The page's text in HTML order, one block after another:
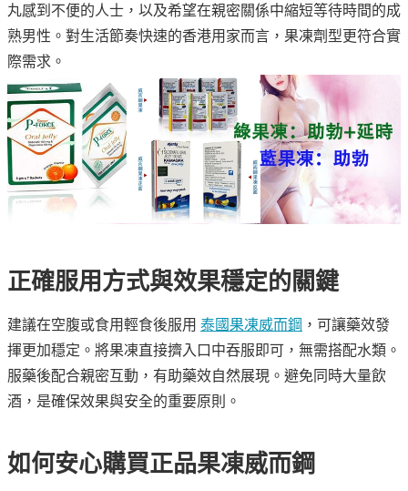
丸感到不便的人士，以及希望在親密關係中縮短等待時間的成
熟男性。對生活節奏快速的香港用家而言，果凍劑型更符合實
際需求。
正確服用方式與效果穩定的關鍵
建議在空腹或食用輕食後服用 泰國果凍威而鋼 ，可讓藥效發
揮更加穩定。將果凍直接擠入口中吞服即可，無需搭配水類。
服藥後配合親密互動，有助藥效自然展現。避免同時大量飲
酒，是確保效果與安全的重要原則。
如何安心購買正品果凍威而鋼